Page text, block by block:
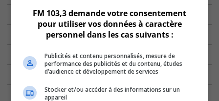
FM 103,3 demande votre consentement
pour utiliser vos données à caractère
personnel dans les cas suivants :
Publicités et contenu personnalisés, mesure de
performance des publicités et du contenu, études
d’audience et développement de services
Stocker et/ou accéder à des informations sur un
appareil